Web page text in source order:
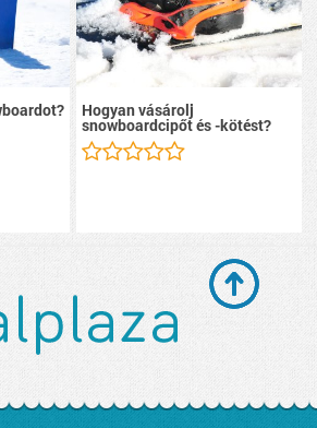
Hogyan vásárolj
snowboardcipőt és -kötést?